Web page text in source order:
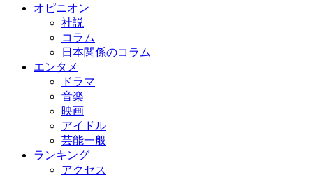
オピニオン
社説
コラム
日本関係のコラム
エンタメ
ドラマ
音楽
映画
アイドル
芸能一般
ランキング
アクセス